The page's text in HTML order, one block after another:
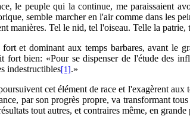
le peuple qui la continue, me paraissaient
semble marcher en l'air comme dans les
manières. Tel le nid, tel l'oiseau. Telle la patrie,
et dominant aux temps barbares, avant le
bien: «Pour se dispenser de l'étude des
indestructibles[1].»
cet élément de race et l'exagèrent
par son progrès propre, va transformant
tout autres, et contraires même, en